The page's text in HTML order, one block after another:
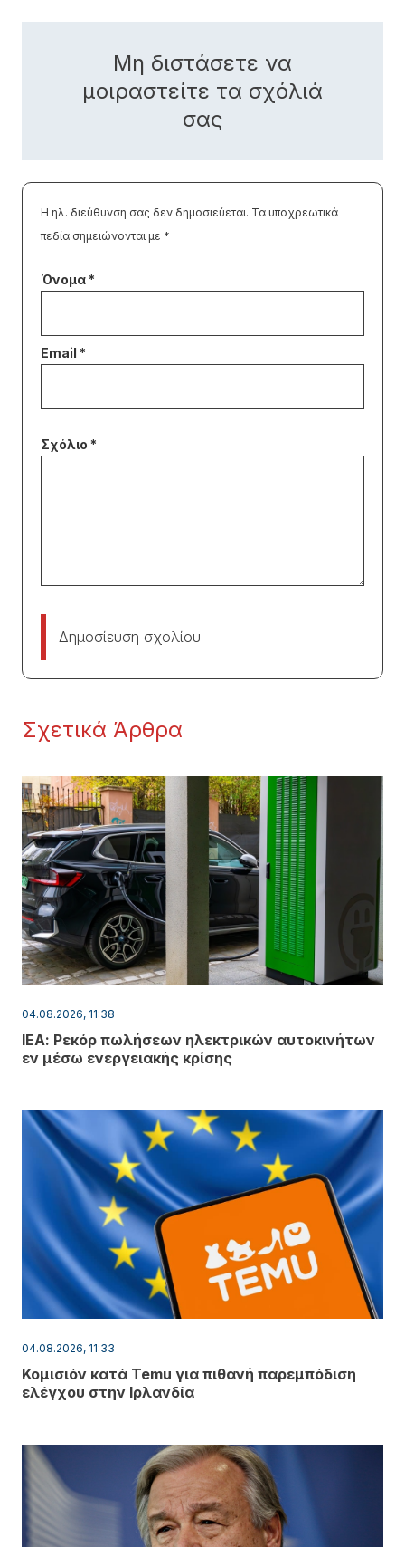
Μη διστάσετε να
μοιραστείτε τα σχόλιά
σας
Η ηλ. διεύθυνση σας δεν δημοσιεύεται. Τα υποχρεωτικά
πεδία σημειώνονται με *
Δημοσίευση σχολίου
Σχετικά Άρθρα
04.08.2026, 11:38
ΙΕΑ: Ρεκόρ πωλήσεων ηλεκτρικών αυτοκινήτων
εν μέσω ενεργειακής κρίσης
04.08.2026, 11:33
Κομισιόν κατά Temu για πιθανή παρεμπόδιση
ελέγχου στην Ιρλανδία